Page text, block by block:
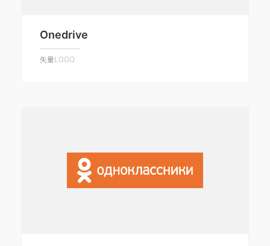
Onedrive
矢量LOGO